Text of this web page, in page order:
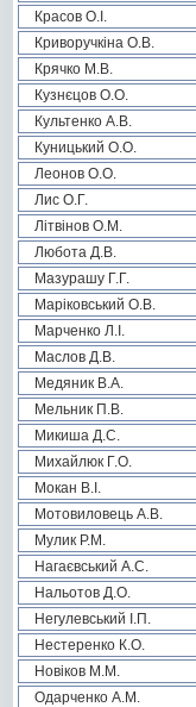
Красов О.І.
Криворучкіна О.В.
Крячко М.В.
Кузнєцов О.О.
Культенко А.В.
Куницький О.О.
Леонов О.О.
Лис О.Г.
Літвінов О.М.
Любота Д.В.
Мазурашу Г.Г.
Маріковський О.В.
Марченко Л.І.
Маслов Д.В.
Медяник В.А.
Мельник П.В.
Микиша Д.С.
Михайлюк Г.О.
Мокан В.І.
Мотовиловець А.В.
Мулик Р.М.
Нагаєвський А.С.
Нальотов Д.О.
Негулевський І.П.
Нестеренко К.О.
Новіков М.М.
Одарченко А.М.